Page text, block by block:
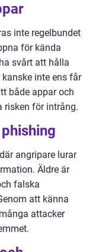
inte regelbundet
för kända
svårt att hålla
inte ens får
både appar och
risken för intrång.
angripare lurar
Äldre är
falska
att känna
attacker